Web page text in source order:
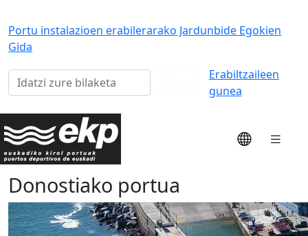
Portu instalazioen erabilerarako Jardunbide Egokien
Gida
Erabiltzaileen
gunea
Donostiako portua